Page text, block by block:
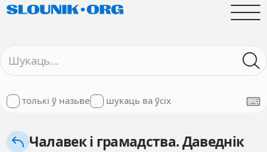
толькі ў назьве шукаць ва ўсіх
Чалавек і грамадства. Даведнік